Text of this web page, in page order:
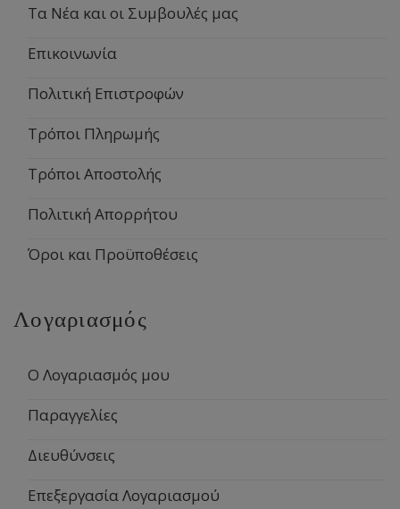
Τα Νέα και οι Συμβουλές μας
Επικοινωνία
Πολιτική Επιστροφών
Τρόποι Πληρωμής
Τρόποι Αποστολής
Πολιτική Απορρήτου
Όροι και Προϋποθέσεις
Λογαριασμός
Ο Λογαριασμός μου
Παραγγελίες
Διευθύνσεις
Επεξεργασία Λογαριασμού